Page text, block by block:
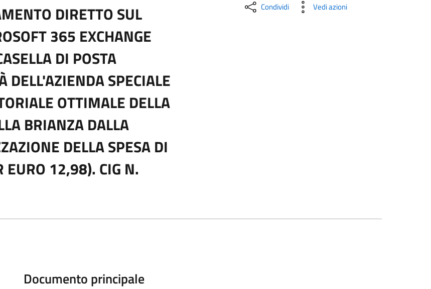
DIRETTO SUL
365 EXCHANGE
DI POSTA
DELL'AZIENDA SPECIALE
OTTIMALE DELLA
BRIANZA DALLA
DELLA SPESA DI
EURO 12,98). CIG N.
Condividi Vedi azioni
Documento principale